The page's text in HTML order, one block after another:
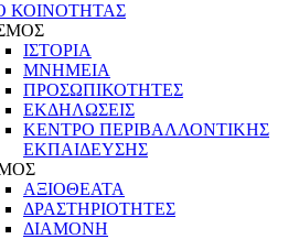
ΚΟΙΝΟΤΗΤΑΣ
ΙΣΤΟΡΙΑ
ΜΝΗΜΕΙΑ
ΠΡΟΣΩΠΙΚΟΤΗΤΕΣ
ΕΚΔΗΛΩΣΕΙΣ
ΚΕΝΤΡΟ ΠΕΡΙΒΑΛΛΟΝΤΙΚΗΣ
ΕΚΠΑΙΔΕΥΣΗΣ
ΑΞΙΟΘΕΑΤΑ
ΔΡΑΣΤΗΡΙΟΤΗΤΕΣ
ΔΙΑΜΟΝΗ